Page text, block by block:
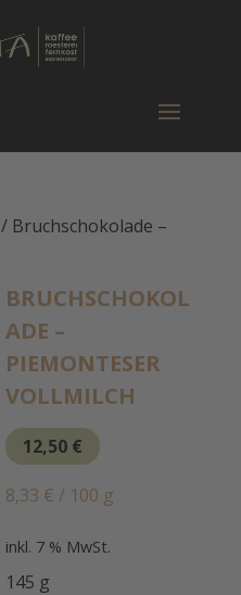
/ Bruchschokolade –
BRUCHSCHOKOL
ADE –
PIEMONTESER
VOLLMILCH
12,50 €
8,33 € / 100 g
inkl. 7 % MwSt.
145 g